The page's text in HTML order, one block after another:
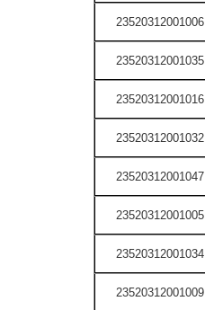
23520312001006
23520312001035
23520312001016
23520312001032
23520312001047
23520312001005
23520312001034
23520312001009